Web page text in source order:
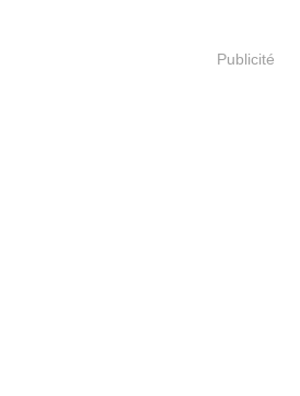
Publicité